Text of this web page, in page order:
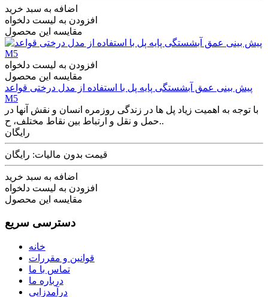
اضافه به سبد خرید
افزودن به لیست دلخواه
مقایسه این محصول
افزودن به لیست دلخواه
مقایسه این محصول
پیش بینی عمق آبشستگی پایه پل با استفاده از مدل درختی قواعد
M5
با توجه به اهمیت زیاد پل ها در زندگی روزمره انسان و نقش آنها در
حمل و نقل و ارتباط بین نقاط مختلف، ح..
رایگان
قیمت بدون مالیات: رایگان
اضافه به سبد خرید
افزودن به لیست دلخواه
مقایسه این محصول
دسترسی سریع
خانه
قوانین و مقررات
تماس با ما
درباره ما
درآمدزایی